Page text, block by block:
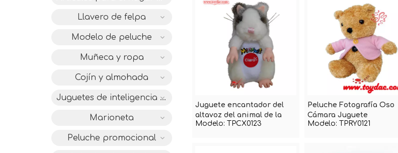
Llavero de felpa
Modelo de peluche
Muñeca y ropa
Cojín y almohada
Juguetes de inteligencia IC
Marioneta
Peluche promocional
Juguete encantador del
altavoz del animal de la
felpa
Modelo: TPCX0123
Peluche Fotografía Oso
Cámara Juguete
Modelo: TPRY0121